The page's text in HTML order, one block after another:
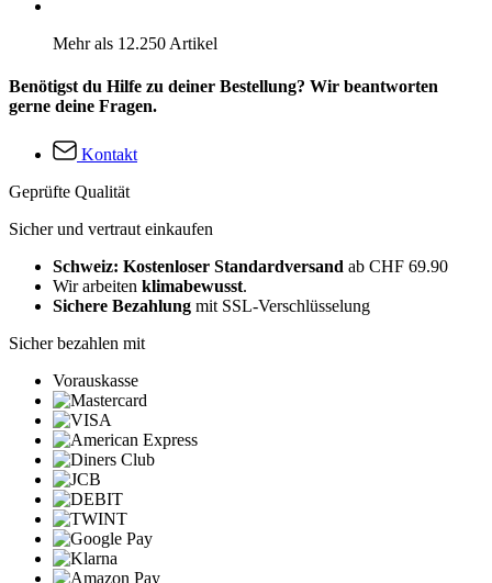
Mehr als 12.250 Artikel
Benötigst du Hilfe zu deiner Bestellung? Wir beantworten
gerne deine Fragen.
Kontakt
Geprüfte Qualität
Sicher und vertraut einkaufen
Schweiz: Kostenloser Standardversand ab CHF 69.90
Wir arbeiten klimabewusst.
Sichere Bezahlung mit SSL-Verschlüsselung
Sicher bezahlen mit
Vorauskasse